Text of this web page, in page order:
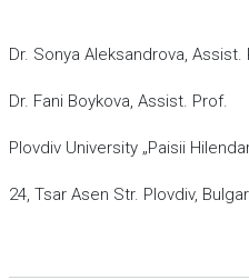
Dr. Sonya Aleksandrova, Assist.
Dr. Fani Boykova, Assist. Prof.
Plovdiv University „Paisii
24, Tsar Asen Str. Plovdiv,